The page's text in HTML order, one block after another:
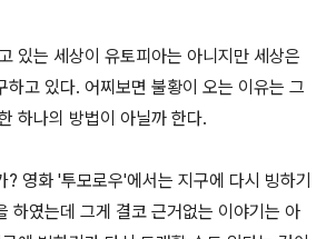
있는 세상이 유토피아는 아니지만 세상은
하고 있다. 어찌보면 불황이 오는 이유는 그
하나의 방법이 아닐까 한다.
? 영화 '투모로우'에서는 지구에 다시 빙하기
하였는데 그게 결코 근거없는 이야기는 아